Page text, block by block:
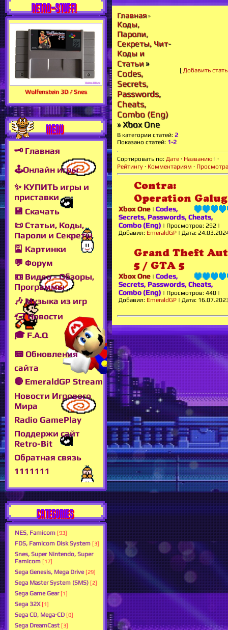
RETRO-STUFF!
Wolfenstein 3D / Snes
MENU
🗝 Главная
🕹Онлайн игры
✨ КУПИТЬ игры и
приставки
💾 Скачать
📜 Статьи, Коды,
Пароли и Секреты
🎴 Картинки
💬 Форум
📼 Видео - Обзоры,
Программы
🎶 Музыка из игр
🖅 Новости
🎓 F.A.Q
📟 Обновления
сайта
🔴 EmeraldGP Stream
Новости Игрового
Мира
Radio GamePlay
Поддержи сайт
Retro-Bit
Обратная связь
1111111
CATEGORIES
NES, Famicom [93]
FDS, Famicom Disk System [3]
Snes, Super Nintendo, Super
Famicom [17]
Sega Genesis, Mega Drive [29]
Sega Master System (SMS) [2]
Sega Game Gear [1]
Sega 32X [1]
Sega CD, Mega-CD [0]
Sega DreamCast [3]
Главная»
Коды,
Пароли,
Секреты, Чит-
Коды и
Статьи»
Codes,
Secrets,
Passwords,
Cheats,
Combo (Eng)
» Xbox One
[ Добавить
В категории статей: 2
Показано статей: 1-2
Сортировать по: Дате · Названию
·
Рейтингу · Комментариям ·
Contra:
Operation
Xbox One | Codes,
Secrets, Passwords, Cheats,
Combo (Eng) | Просмотров: 292 |
Добавил: EmeraldGP | Дата:
Grand Theft
5 / GTA 5
Xbox One | Codes,
Secrets, Passwords, Cheats,
Combo (Eng) | Просмотров: 440 |
Добавил: EmeraldGP | Дата: